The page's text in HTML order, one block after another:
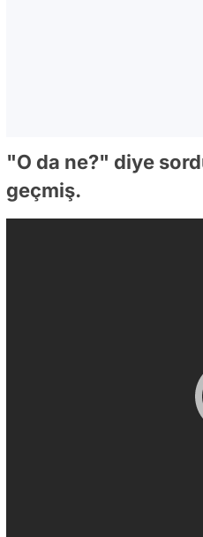
"O da ne?" diye
geçmiş.